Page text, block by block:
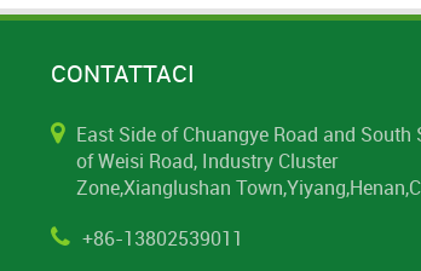
CONTATTACI
East Side of Chuangye Road and South
of Weisi Road, Industry Cluster
Zone,Xianglushan
+86-13802539011